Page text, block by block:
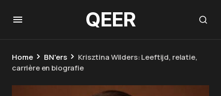
QEER
Home BN'ers
Krisztina Wilders: Leeftijd, relatie,
carrière en biografie